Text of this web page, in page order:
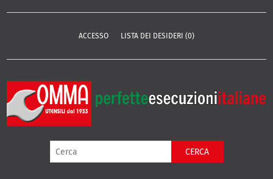
ACCESSO LISTA DEI DESIDERI (0)
CERCA